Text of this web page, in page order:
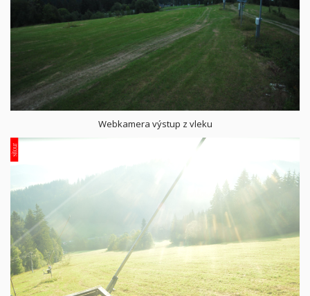
Webkamera výstup z vleku